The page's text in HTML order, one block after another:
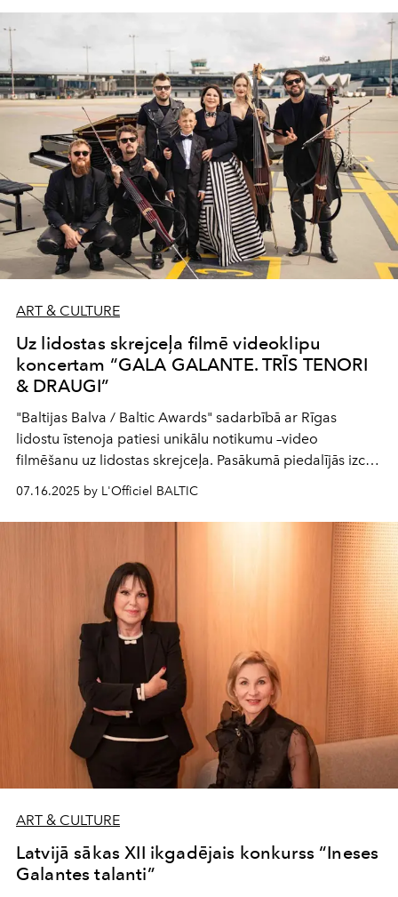
ART & CULTURE
Uz lidostas skrejceļa filmē videoklipu
koncertam “GALA GALANTE. TRĪS TENORI
& DRAUGI”
"Baltijas Balva / Baltic Awards" sadarbībā ar Rīgas
lidostu īstenoja patiesi unikālu notikumu –video
filmēšanu uz lidostas skrejceļa. Pasākumā piedalījās izcilā
DAGAMBA un jaunais, 11 gadīgais pianists, īsts
“brīnumbērns” – Gustavs Kalējs.
07.16.2025 by L'Officiel BALTIC
ART & CULTURE
Latvijā sākas XII ikgadējais konkurss “Ineses
Galantes talanti”